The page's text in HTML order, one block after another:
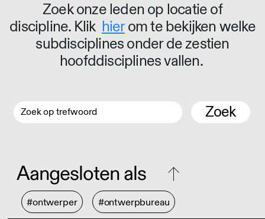
Zoek onze leden op locatie of
discipline. Klik hierom te bekijken welke
subdisciplines onder de zestien
hoofddisciplines vallen.
Zoek
Aangesloten als
#ontwerper #ontwerpbureau